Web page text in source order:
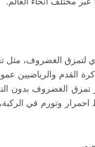
لتمزق الغضروف، مثل
القدم والرياضيين
تمزق الغضروف بدون
وتورم في الركبة،